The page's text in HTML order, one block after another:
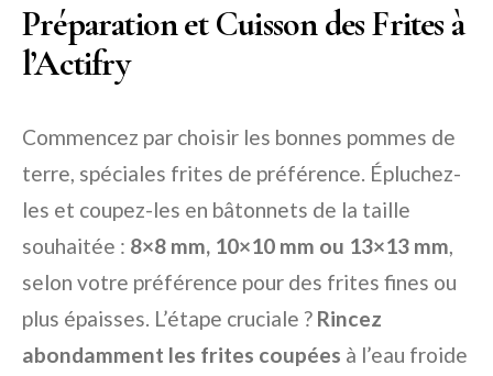
Préparation et Cuisson des Frites à
l’Actifry
Commencez par choisir les bonnes pommes de
terre, spéciales frites de préférence. Épluchez-
les et coupez-les en bâtonnets de la taille
souhaitée : 8×8 mm, 10×10 mm ou 13×13 mm
selon votre préférence pour des frites fines ou
plus épaisses. L’étape cruciale ? Rincez
abondamment les frites coupées à l’eau froide